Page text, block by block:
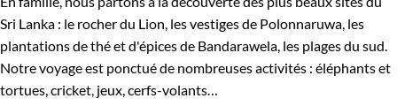
Rwanda Salvador
Seychelles
Sri Lanka : le rocher du Lion, les vestiges de Polonnaruwa, les
plantations de thé et d'épices de Bandarawela, les plages du sud.
Notre voyage est ponctué de nombreuses activités : éléphants et
tortues, cricket, jeux, cerfs-volants…